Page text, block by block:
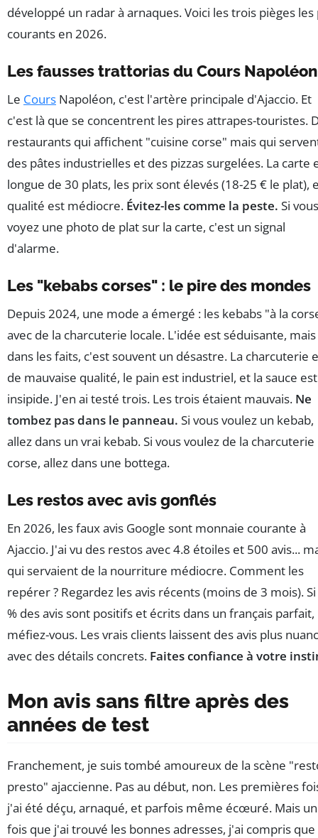
développé un radar à arnaques. Voici les trois pièges les
courants en 2026.
Les fausses trattorias du Cours Napoléon
Le Cours Napoléon, c'est l'artère principale d'Ajaccio. Et
c'est là que se concentrent les pires attrapes-touristes.
restaurants qui affichent "cuisine corse" mais qui
des pâtes industrielles et des pizzas surgelées. La carte
longue de 30 plats, les prix sont élevés (18-25 € le plat),
qualité est médiocre. Évitez-les comme la peste. Si vous
voyez une photo de plat sur la carte, c'est un signal
d'alarme.
Les "kebabs corses" : le pire des mondes
Depuis 2024, une mode a émergé : les kebabs "à la
avec de la charcuterie locale. L'idée est séduisante, mais
dans les faits, c'est souvent un désastre. La charcuterie
de mauvaise qualité, le pain est industriel, et la sauce est
insipide. J'en ai testé trois. Les trois étaient mauvais. Ne
tombez pas dans le panneau. Si vous voulez un kebab,
allez dans un vrai kebab. Si vous voulez de la charcuterie
corse, allez dans une bottega.
Les restos avec avis gonflés
En 2026, les faux avis Google sont monnaie courante à
Ajaccio. J'ai vu des restos avec 4.8 étoiles et 500 avis...
qui servaient de la nourriture médiocre. Comment les
repérer ? Regardez les avis récents (moins de 3 mois).
% des avis sont positifs et écrits dans un français parfait,
méfiez-vous. Les vrais clients laissent des avis plus
avec des détails concrets. Faites confiance à votre
Mon avis sans filtre après des
années de test
Franchement, je suis tombé amoureux de la scène
presto" ajaccienne. Pas au début, non. Les premières
j'ai été déçu, arnaqué, et parfois même écœuré. Mais
fois que j'ai trouvé les bonnes adresses, j'ai compris que